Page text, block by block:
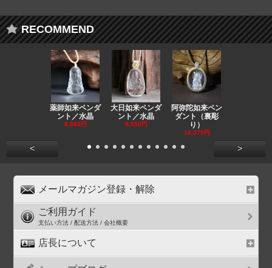
RECOMMEND
薬師如来ペンダ
ント／水晶
8,860円
大日如来ペンダ
ント／水晶
9,550円
阿弥陀如来ペン
ダント（裏彫
り）
14,370円
< >
メールマガジン登録・解除
ご利用ガイド
支払い方法 / 配送方法 / 会社概要
店長について